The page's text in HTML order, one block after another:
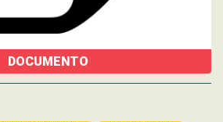
DOCUMENTO